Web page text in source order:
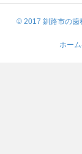
© 2017 釧路市の歯
ホー